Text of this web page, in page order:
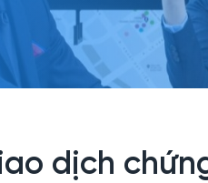
dịch